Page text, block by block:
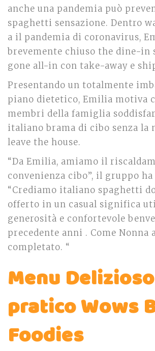
anche una pandemia può
spaghetti sensazione. Dentro
a il pandemia di coronavirus,
brevemente chiuso the dine-in
gone all-in con take-away e
Presentando un totalmente
piano dietetico, Emilia motiva
membri della famiglia
italiano brama di cibo senza la
leave the house.
“Da Emilia, amiamo il
convenienza cibo”, il gruppo
“Crediamo italiano spaghetti
offerto in un casual significa
generosità e confortevole
precedente anni . Come Nonna
completato. “
Menu
pratico Wows
Foodies